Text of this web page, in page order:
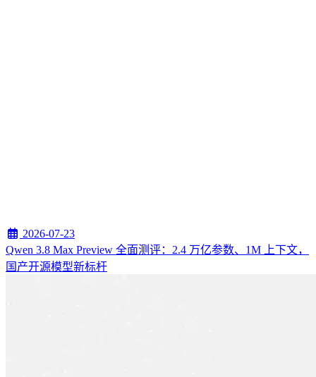
2026-07-23
Qwen 3.8 Max Preview 全面测评：2.4 万亿参数、1M 上下文，
国产开源模型新标杆